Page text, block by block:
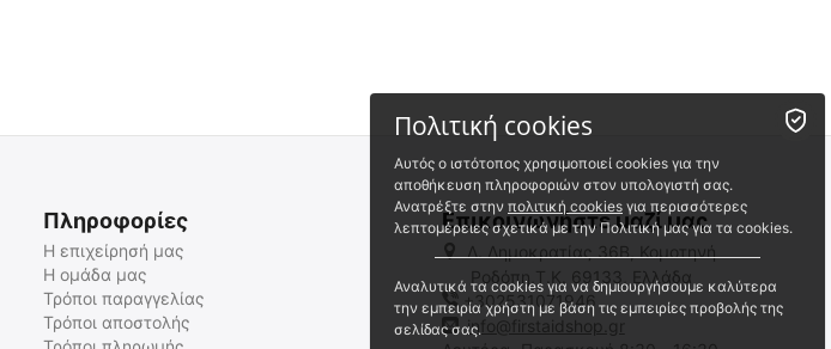
Πληροφορίες
Η επιχείρησή μας
Η ομάδα μας
Τρόποι παραγγελίας
Τρόποι αποστολής
Επικοινωνήστε μαζί μας
Λ. Δημοκρατίας 36Β, Κομοτηνή
Ροδόπη,Τ.Κ. 69133, Ελλάδα
+302531071946
info@firstaidshop.gr
Πολιτική cookies
Αυτός ο ιστότοπος χρησιμοποιεί cookies για την
αποθήκευση πληροφοριών στον υπολογιστή σας.
Ανατρέξτε στην πολιτική cookies για περισσότερες
λεπτομέρειες σχετικά με την Πολιτική μας για τα cookies.
Αναλυτικά τα cookies για να δημιουργήσουμε καλύτερα
την εμπειρία χρήστη με βάση τις εμπειρίες προβολής της
σελίδας σας.